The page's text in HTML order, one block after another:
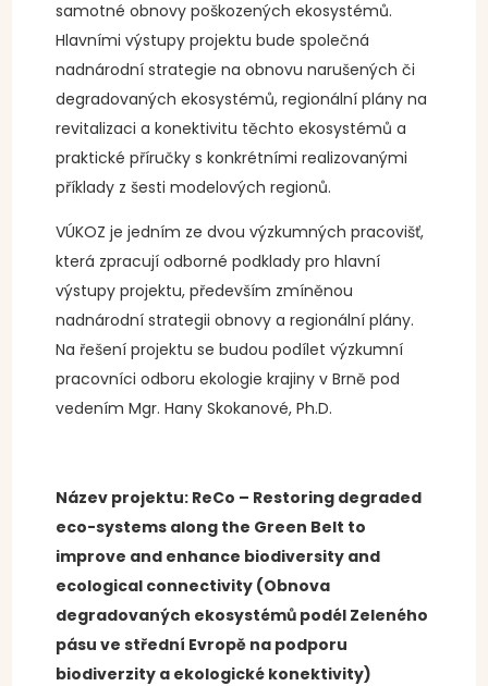
samotné obnovy poškozených ekosystémů.
Hlavními výstupy projektu bude společná
nadnárodní strategie na obnovu narušených či
degradovaných ekosystémů, regionální plány na
revitalizaci a konektivitu těchto ekosystémů a
praktické příručky s konkrétními realizovanými
příklady z šesti modelových regionů.
VÚKOZ je jedním ze dvou výzkumných pracovišť,
která zpracují odborné podklady pro hlavní
výstupy projektu, především zmíněnou
nadnárodní strategii obnovy a regionální plány.
Na řešení projektu se budou podílet výzkumní
pracovníci odboru ekologie krajiny v Brně pod
vedením Mgr. Hany Skokanové, Ph.D.
Název projektu: ReCo – Restoring degraded
eco-systems along the Green Belt to
improve and enhance biodiversity and
ecological connectivity (Obnova
degradovaných ekosystémů podél Zeleného
pásu ve střední Evropě na podporu
biodiverzity a ekologické konektivity)